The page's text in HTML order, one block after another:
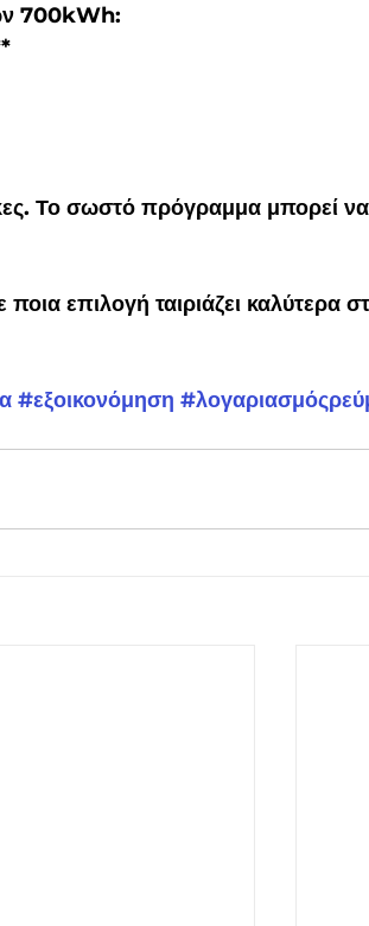
700kWh:
Το σωστό πρόγραμμα μπορεί να
επιλογή ταιριάζει καλύτερα
#εξοικονόμηση